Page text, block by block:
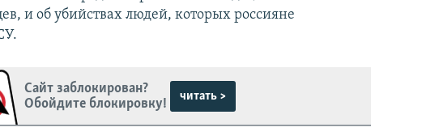
и об убийствах людей, которых россияне
Сайт заблокирован?
Обойдите блокировку!
читать >